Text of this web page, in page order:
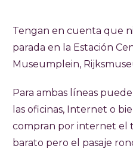
Tengan en cuenta que
parada en la Estación
Museumplein,
Para ambas líneas
las oficinas, Internet o
compran por internet el
barato pero el pasaje